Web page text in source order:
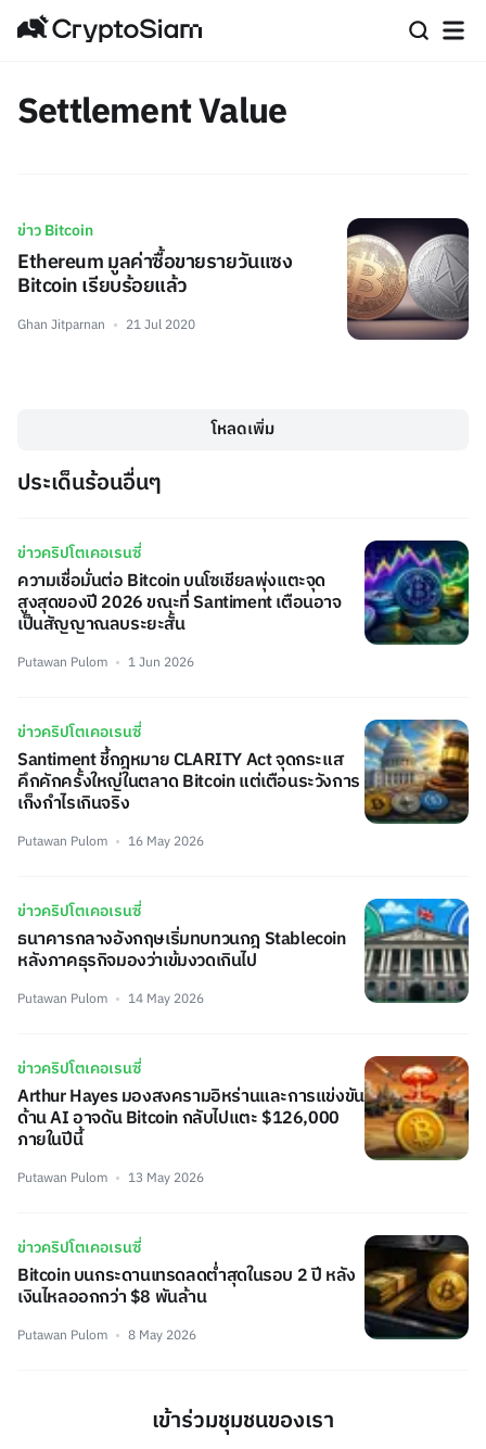
Settlement Value
ข่าว Bitcoin
Ethereum มูลค่าซื้อขายรายวันแซง
Bitcoin เรียบร้อยแล้ว
Ghan Jitparnan 21 Jul 2020
โหลดเพิ่ม
ประเด็นร้อนอื่นๆ
ข่าวคริปโตเคอเรนซี่
ความเชื่อมั่นต่อ Bitcoin บนโซเชียลพุ่งแตะจุด
สูงสุดของปี 2026 ขณะที่ Santiment เตือนอาจ
เป็นสัญญาณลบระยะสั้น
Putawan Pulom 1 Jun 2026
ข่าวคริปโตเคอเรนซี่
Santiment ชี้กฎหมาย CLARITY Act จุดกระแส
คึกคักครั้งใหญ่ในตลาด Bitcoin แต่เตือนระวังการ
เก็งกำไรเกินจริง
Putawan Pulom 16 May 2026
ข่าวคริปโตเคอเรนซี่
ธนาคารกลางอังกฤษเริ่มทบทวนกฎ Stablecoin
หลังภาคธุรกิจมองว่าเข้มงวดเกินไป
Putawan Pulom 14 May 2026
ข่าวคริปโตเคอเรนซี่
Arthur Hayes มองสงครามอิหร่านและการแข่งขัน
ด้าน AI อาจดัน Bitcoin กลับไปแตะ $126,000
ภายในปีนี้
Putawan Pulom 13 May 2026
ข่าวคริปโตเคอเรนซี่
Bitcoin บนกระดานเทรดลดต่ำสุดในรอบ 2 ปี หลัง
เงินไหลออกกว่า $8 พันล้าน
Putawan Pulom 8 May 2026
เข้าร่วมชุมชนของเรา